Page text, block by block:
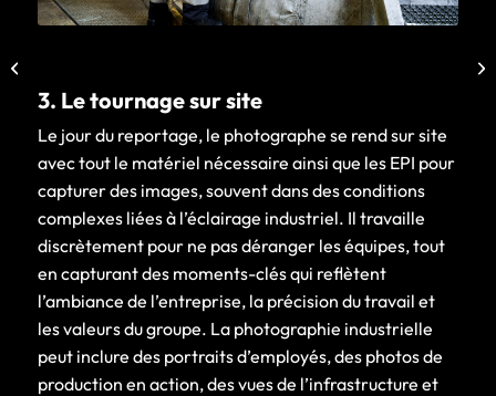
3. Le tournage sur site
Le jour du reportage, le photographe se rend sur site
avec tout le matériel nécessaire ainsi que les EPI pour
capturer des images, souvent dans des conditions
complexes liées à l’éclairage industriel. Il travaille
discrètement pour ne pas déranger les équipes, tout
en capturant des moments-clés qui reflètent
l’ambiance de l’entreprise, la précision du travail et
les valeurs du groupe. La photographie industrielle
peut inclure des portraits d’employés, des photos de
production en action, des vues de l’infrastructure et